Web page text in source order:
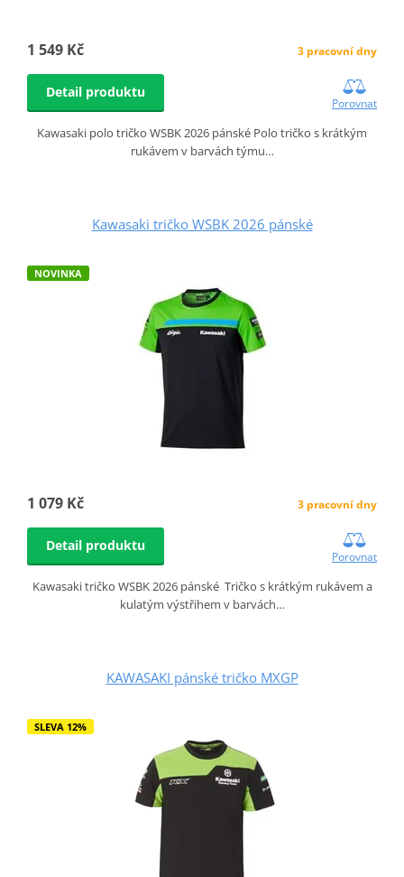
1 549 Kč 3 pracovní dny
Detail produktu
Porovnat
Kawasaki polo tričko WSBK 2026 pánské Polo tričko s krátkým
rukávem v barvách týmu…
Kawasaki tričko WSBK 2026 pánské
NOVINKA
1 079 Kč 3 pracovní dny
Detail produktu
Porovnat
Kawasaki tričko WSBK 2026 pánské Tričko s krátkým rukávem a
kulatým výstřihem v barvách…
KAWASAKI pánské tričko MXGP
SLEVA 12%